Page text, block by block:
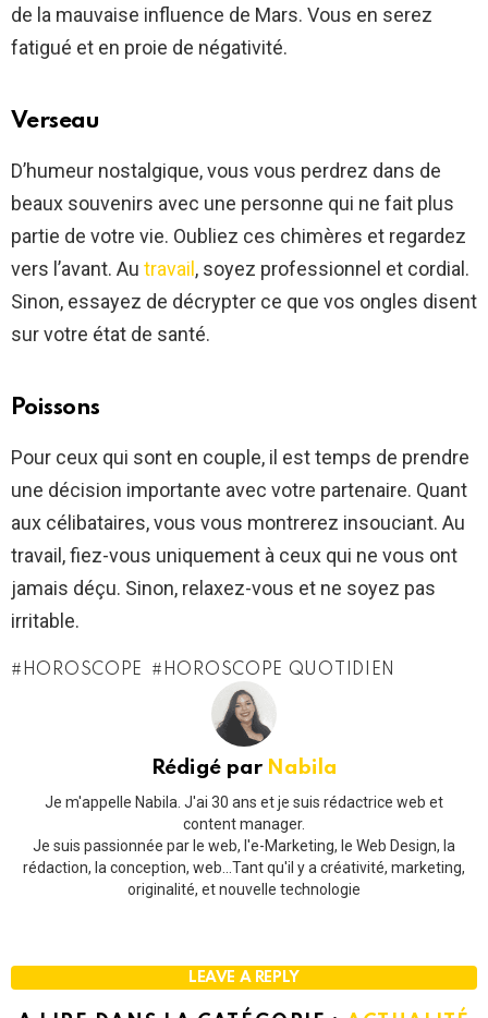
de la mauvaise influence de Mars. Vous en serez
fatigué et en proie de négativité.
Verseau
D’humeur nostalgique, vous vous perdrez dans de
beaux souvenirs avec une personne qui ne fait plus
partie de votre vie. Oubliez ces chimères et regardez
vers l’avant. Au travail , soyez professionnel et cordial.
Sinon, essayez de décrypter ce que vos ongles disent
sur votre état de santé.
Poissons
Pour ceux qui sont en couple, il est temps de prendre
une décision importante avec votre partenaire. Quant
aux célibataires, vous vous montrerez insouciant. Au
travail, fiez-vous uniquement à ceux qui ne vous ont
jamais déçu. Sinon, relaxez-vous et ne soyez pas
irritable.
HOROSCOPE HOROSCOPE QUOTIDIEN
Rédigé par Nabila
Je m'appelle Nabila. J'ai 30 ans et je suis rédactrice web et
content manager.
Je suis passionnée par le web, l'e-Marketing, le Web Design, la
rédaction, la conception, web...Tant qu'il y a créativité, marketing,
originalité, et nouvelle technologie
LEAVE A REPLY